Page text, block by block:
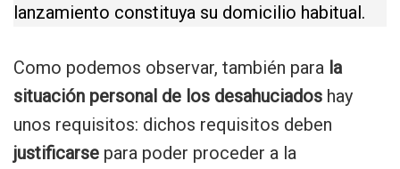
lanzamiento constituya su domicilio habitual.
Como podemos observar, también para la
situación personal de los desahuciados hay
unos requisitos: dichos requisitos deben
justificarse para poder proceder a la